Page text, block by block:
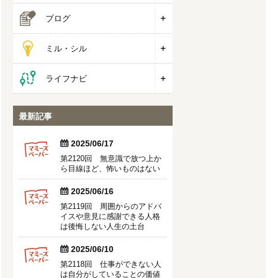
ブログ
ミル・シル
ライフナビ
最新記事
  2025/06/17
第2120回 無意識で放つ上か
ら目線ほど、怖いものはない
  2025/06/16
第2119回 周囲からのアドバ
イスや意見に感謝できる人格
は後悔しない人生の土台
  2025/06/10
第2118回 仕事ができない人
は自分がしていることの価値